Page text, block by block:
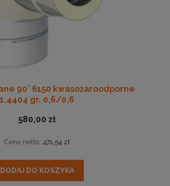
90° fi150 kwasożaroodporne
1.4404 gr. 0,6/0,6
580,00 zł
Cena netto: 471,54 zł
DODAJ DO KOSZYKA